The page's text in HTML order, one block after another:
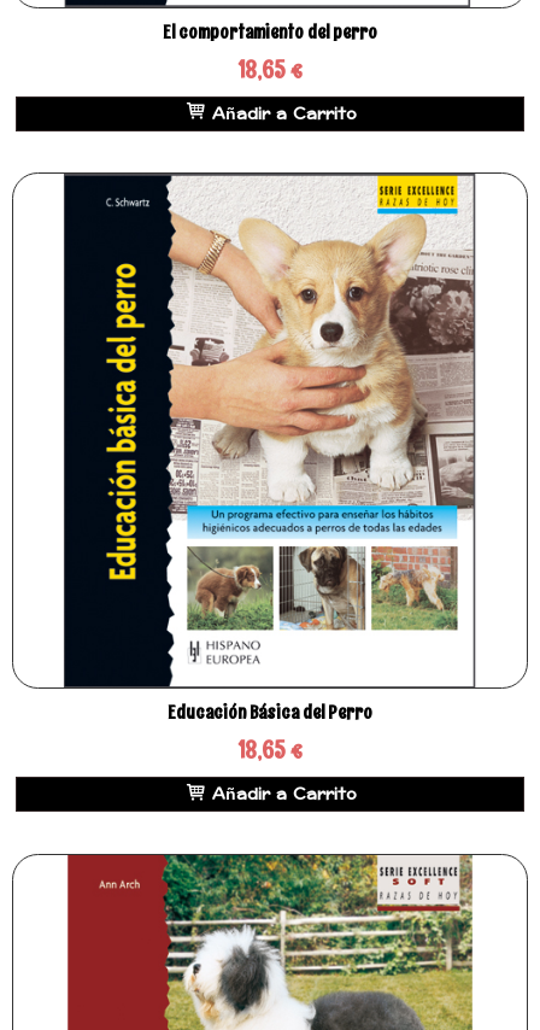
El comportamiento del perro
18,65 €
Añadir a Carrito
Educación Básica del Perro
18,65 €
Añadir a Carrito